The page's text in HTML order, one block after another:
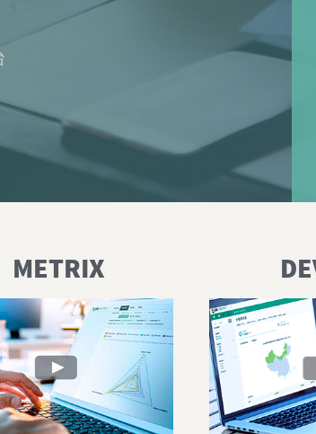
METRIX